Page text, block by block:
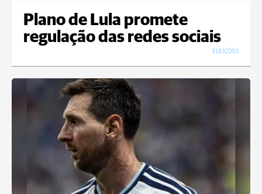
Plano de Lula promete
regulação das redes sociais
ELEIÇÕES